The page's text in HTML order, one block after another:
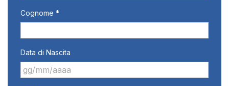
Cognome *
Data di Nascita